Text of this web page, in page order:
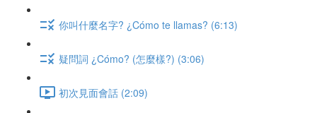
你叫什麼名字? ¿Cómo te llamas? (6:13)
疑問詞 ¿Cómo? (怎麼樣?) (3:06)
初次見面會話 (2:09)